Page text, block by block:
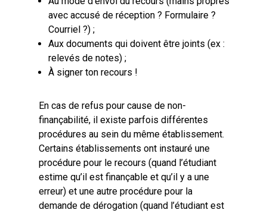
avec accusé de réception ? Formulaire ?
Courriel ?) ;
Aux documents qui doivent être joints (ex :
relevés de notes) ;
À signer ton recours !
En cas de refus pour cause de non-
finançabilité, il existe parfois différentes
procédures au sein du même établissement.
Certains établissements ont instauré une
procédure pour le recours (quand l’étudiant
estime qu’il est finançable et qu’il y a une
erreur) et une autre procédure pour la
demande de dérogation (quand l’étudiant est